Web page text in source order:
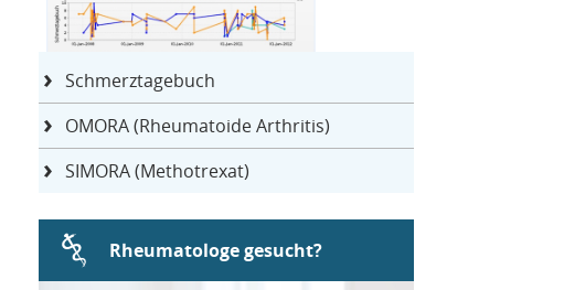
Schmerztagebuch
OMORA (Rheumatoide Arthritis)
SIMORA (Methotrexat)
Rheumatologe gesucht?